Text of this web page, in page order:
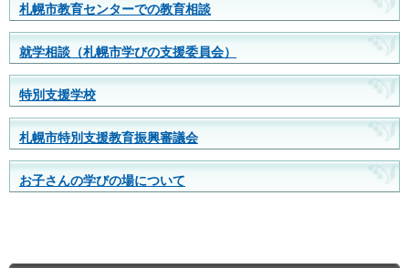
札幌市教育センターでの教育相談
就学相談（札幌市学びの支援委員会）
特別支援学校
札幌市特別支援教育振興審議会
お子さんの学びの場について